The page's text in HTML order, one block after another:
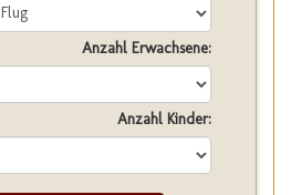
Anzahl Erwachsene:
Anzahl Kinder: